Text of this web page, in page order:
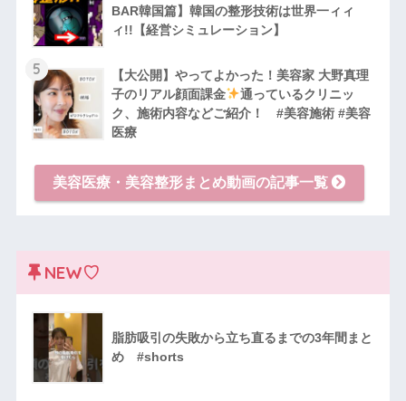
BAR韓国篇】韓国の整形技術は世界一ィィ
ィ!!【経営シミュレーション】
5
【大公開】やってよかった！美容家 大野真理
子のリアル顔面課金
通っているクリニッ
ク、施術内容などご紹介！ #美容施術 #美容
医療
美容医療・美容整形まとめ動画の記事一覧
NEW♡
脂肪吸引の失敗から立ち直るまでの3年間まと
め #shorts